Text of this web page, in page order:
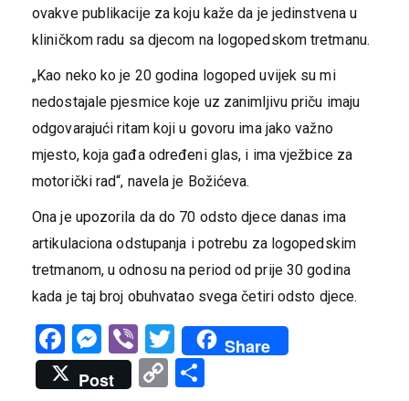
ovakve publikacije za koju kaže da je jedinstvena u
kliničkom radu sa d‌jecom na logopedskom tretmanu.
„Kao neko ko je 20 godina logoped uvijek su mi
nedostajale pjesmice koje uz zanimljivu priču imaju
odgovarajući ritam koji u govoru ima jako važno
mjesto, koja gađa određeni glas, i ima vježbice za
motorički rad“, navela je Božićeva.
Ona je upozorila da do 70 odsto d‌jece danas ima
artikulaciona odstupanja i potrebu za logopedskim
tretmanom, u odnosu na period od prije 30 godina
kada je taj broj obuhvatao svega četiri odsto d‌jece.
Facebook
Messenger
ViberTwitter
Share
Post
Copy